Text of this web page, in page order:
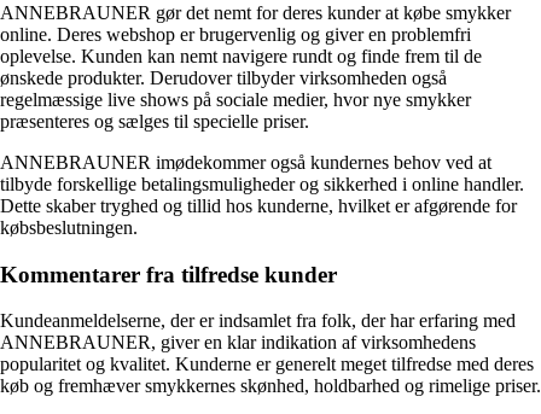
ANNEBRAUNER gør det nemt for deres kunder at købe smykker
online. Deres webshop er brugervenlig og giver en problemfri
oplevelse. Kunden kan nemt navigere rundt og finde frem til de
ønskede produkter. Derudover tilbyder virksomheden også
regelmæssige live shows på sociale medier, hvor nye smykker
præsenteres og sælges til specielle priser.
ANNEBRAUNER imødekommer også kundernes behov ved at
tilbyde forskellige betalingsmuligheder og sikkerhed i online handler.
Dette skaber tryghed og tillid hos kunderne, hvilket er afgørende for
købsbeslutningen.
Kommentarer fra tilfredse kunder
Kundeanmeldelserne, der er indsamlet fra folk, der har erfaring med
ANNEBRAUNER, giver en klar indikation af virksomhedens
popularitet og kvalitet. Kunderne er generelt meget tilfredse med deres
køb og fremhæver smykkernes skønhed, holdbarhed og rimelige priser.